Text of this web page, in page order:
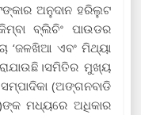
ଅନୁଦାନ ହରିଲୁଟ
ବ୍ଲିଚିଂ ପାଉଡର
‘ଜଳଖିଆ ଏବଂ ମିଥ୍ୟା
ମୁଖ୍ୟ
(ଅଙ୍ଗନବାଡି
)ଙ୍କ ମଧ୍ୟରେ ଅଧିକାର